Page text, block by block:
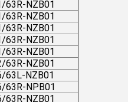
63R-NZB01
63R-NZB01
63R-NZB01
63R-NZB01
63R-NZB01
63R-NZB01
63L-NZB01
63R-NPB01
63R-NZB01